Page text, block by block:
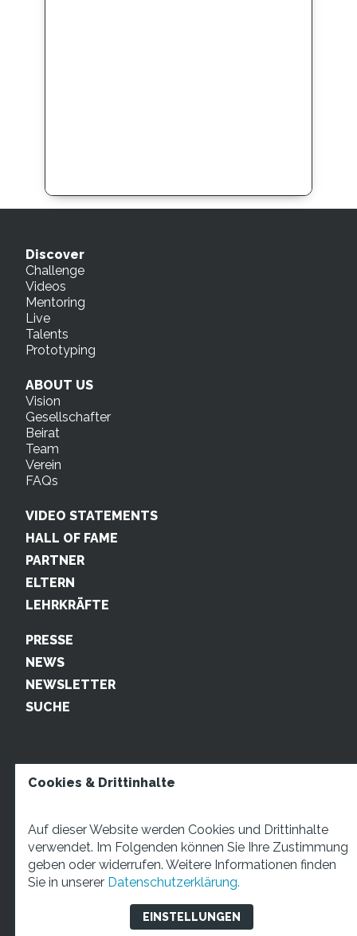
Discover
Challenge
Videos
Mentoring
Live
Talents
Prototyping
ABOUT US
Vision
Gesellschafter
Beirat
Team
Verein
FAQs
VIDEO STATEMENTS
HALL OF FAME
PARTNER
ELTERN
LEHRKRÄFTE
PRESSE
NEWS
NEWSLETTER
SUCHE
STARTUP TEENS Münsterstraße 5, 59065 Hamm. Fon:
+49 2381 4870207 Mail:info@startupteens.de
Cookies & Drittinhalte
Auf dieser Website werden Cookies und Drittinhalte
verwendet. Im Folgenden können Sie Ihre Zustimmung
geben oder widerrufen. Weitere Informationen finden
Sie in unserer Datenschutzerklärung.
EINSTELLUNGEN